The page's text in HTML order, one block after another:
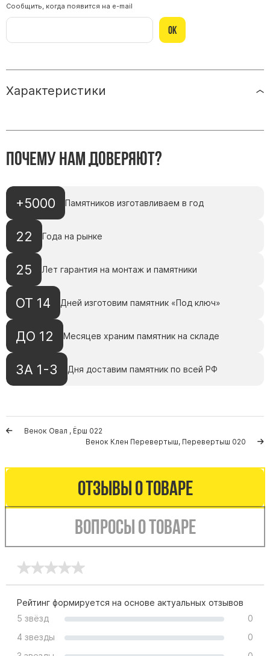
Памятники из гранита Токовский
Памятники из гранита Капустинский
Памятники Крест
Памятники военным
Недорогие памятники
Памятники двойные
Памятники маме
Памятники девушке
Памятники дедушке
Памятники парню
Памятники сыну
Памятники врачу
Памятники горизонтальные
Памятники индивидуальные
Памятники классические
Памятники красивые
Памятники Православные
Памятники прямоугольные
Памятники с воздушным креcтом
Сообщить, когда появится на e-mail
Ок
Характеристики
Почему нам доверяют?
+5000 Памятников изготавливаем в год
22 Года на рынке
25 Лет гарантия на монтаж и памятники
ОТ 14 Дней изготовим памятник «Под ключ»
ДО 12 Месяцев храним памятник на складе
ЗА 1-3 Дня доставим памятник по всей РФ
Венок Овал , Ёрш 022
Венок Клен Перевертыш, Перевертыш 020
Отзывы о товаре
Вопросы о товаре
Рейтинг формируется на основе актуальных отзывов
5 звёзд
0
4 звезды
0